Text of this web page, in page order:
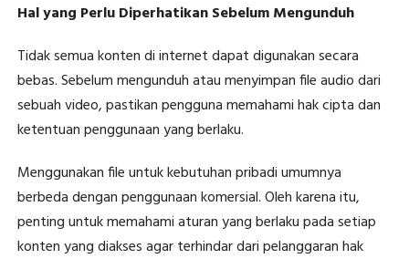
Hal yang Perlu Diperhatikan Sebelum Mengunduh
Tidak semua konten di internet dapat digunakan secara
bebas. Sebelum mengunduh atau menyimpan file audio dari
sebuah video, pastikan pengguna memahami hak cipta dan
ketentuan penggunaan yang berlaku.
Menggunakan file untuk kebutuhan pribadi umumnya
berbeda dengan penggunaan komersial. Oleh karena itu,
penting untuk memahami aturan yang berlaku pada setiap
konten yang diakses agar terhindar dari pelanggaran hak